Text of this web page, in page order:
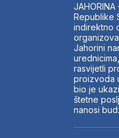
Republike
indirektno
Jahorini
rasvijetli
proizvoda
bio je
štetne
nanosi